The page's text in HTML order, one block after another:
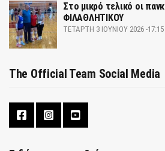
Στο μικρό τελικό οι
ΦΙΛΑΘΛΗΤΙΚΟΥ
ΤΕΤΆΡΤΗ 3 ΙΟΥΝΊΟΥ 2026 -17:15
The Official Team Social Media